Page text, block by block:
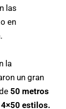
las
en
la
un gran
50 metros
estilos.